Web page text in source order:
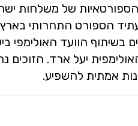
של משלחות
הספורט התחרותי
בשיתוף הוועד האולימפי
אמתית להשפיע.